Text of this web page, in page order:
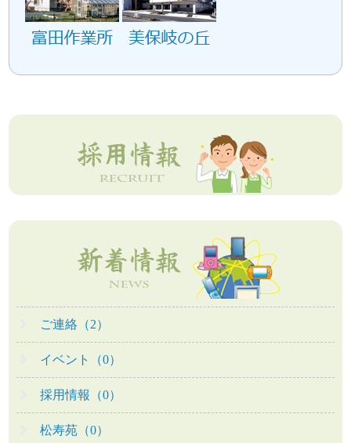
ご連絡（2）
イベント（0）
採用情報（0）
松寿苑（0）